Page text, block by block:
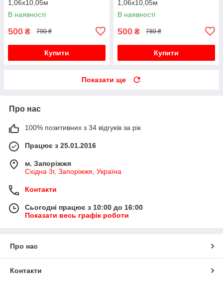
1,06х10,05м
В наявності
500 ₴ 790 ₴
Купити
1,06х10,05м
В наявності
500 ₴ 780 ₴
Купити
Показати ще
Про нас
100% позитивних з 34 відгуків за рік
Працює з 25.01.2016
м. Запоріжжя
Східна 3г, Запоріжжя, Україна
Контакти
Сьогодні працює з 10:00 до 16:00
Показати весь графік роботи
Про нас
Контакти